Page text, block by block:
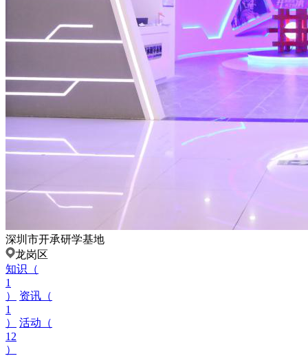
深圳市开承研学基地
龙岗区
知识（
1
）
资讯（
1
）
活动（
12
）